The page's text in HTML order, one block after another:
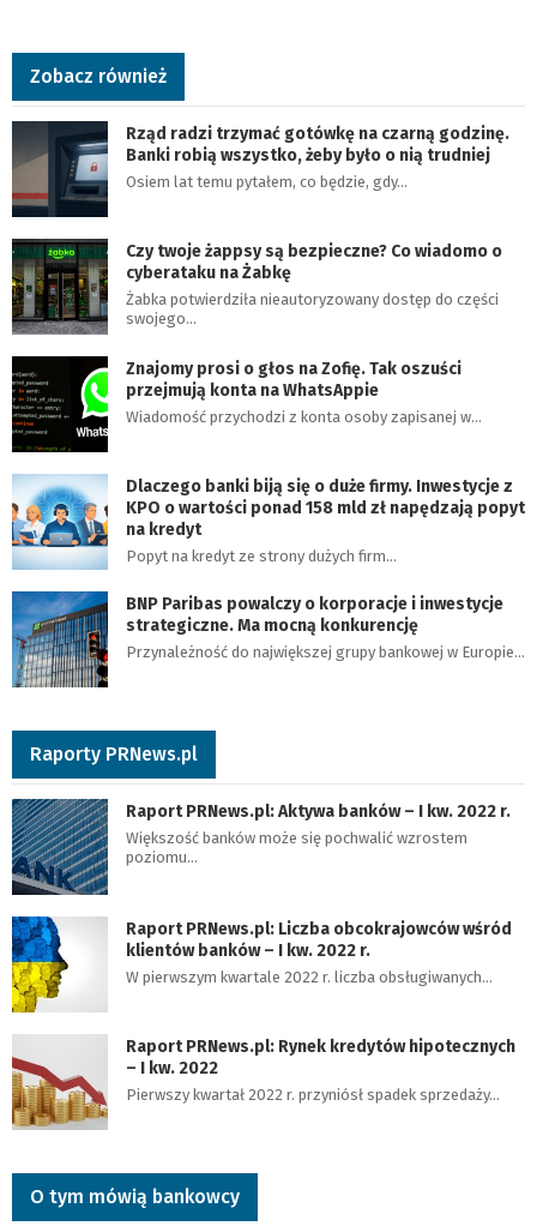
Zobacz również
Rząd radzi trzymać gotówkę na czarną godzinę.
Banki robią wszystko, żeby było o nią trudniej
Osiem lat temu pytałem, co będzie, gdy…
Czy twoje żappsy są bezpieczne? Co wiadomo o
cyberataku na Żabkę
Żabka potwierdziła nieautoryzowany dostęp do części
swojego…
Znajomy prosi o głos na Zofię. Tak oszuści
przejmują konta na WhatsAppie
Wiadomość przychodzi z konta osoby zapisanej w…
Dlaczego banki biją się o duże firmy. Inwestycje z
KPO o wartości ponad 158 mld zł napędzają popyt
na kredyt
Popyt na kredyt ze strony dużych firm…
BNP Paribas powalczy o korporacje i inwestycje
strategiczne. Ma mocną konkurencję
Przynależność do największej grupy bankowej w Europie…
Raporty PRNews.pl
Raport PRNews.pl: Aktywa banków – I kw. 2022 r.
Większość banków może się pochwalić wzrostem
poziomu…
Raport PRNews.pl: Liczba obcokrajowców wśród
klientów banków – I kw. 2022 r.
W pierwszym kwartale 2022 r. liczba obsługiwanych…
Raport PRNews.pl: Rynek kredytów hipotecznych
– I kw. 2022
Pierwszy kwartał 2022 r. przyniósł spadek sprzedaży…
O tym mówią bankowcy